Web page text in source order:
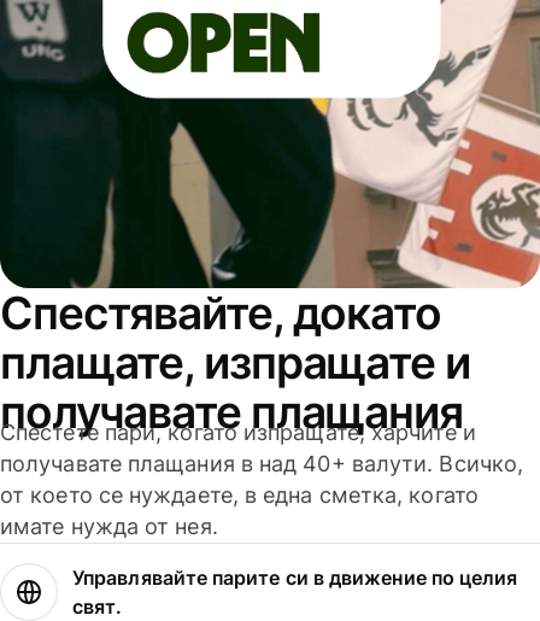
Спестявайте, докато
плащате, изпращате и
получавате плащания
Спестете пари, когато изпращате, харчите и
получавате плащания в над 40+ валути. Всичко,
от което се нуждаете, в една сметка, когато
имате нужда от нея.
Управлявайте парите си в движение по целия
свят.